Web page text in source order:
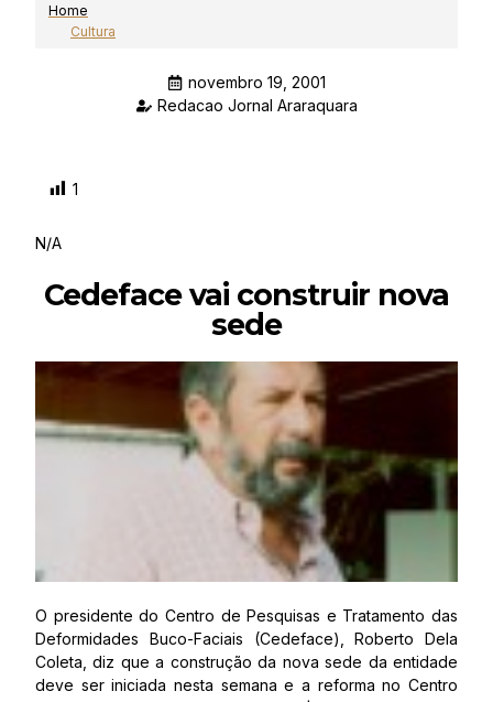
Home
Cultura
novembro 19, 2001
Redacao Jornal Araraquara
1
N/A
Cedeface vai construir nova
sede
O presidente do Centro de Pesquisas e Tratamento das
Deformidades Buco-Faciais (Cedeface), Roberto Dela
Coleta, diz que a construção da nova sede da entidade
deve ser iniciada nesta semana e a reforma no Centro